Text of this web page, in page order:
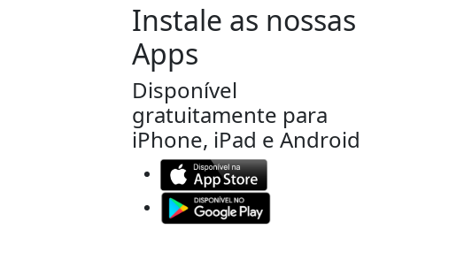
Instale as nossas
Apps
Disponível
gratuitamente para
iPhone, iPad e Android